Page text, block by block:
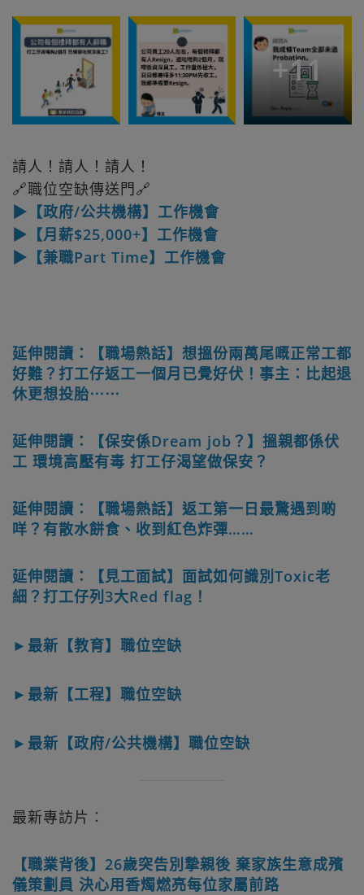
+11
請人！請人！請人！
🔗職位空缺傳送門🔗
▶【政府/公共機構】工作機會
▶【月薪$25,000+】工作機會
▶【兼職Part Time】工作機會
延伸閱讀：【職場熱話】想搵份兩萬尾嘅正常工都
好難？打工仔返工一個月已覺好伏！事主：比起退
休更想投胎⋯⋯
延伸閱讀：【保安係Dream job？】搵親都係伏
工 環境高壓有毒 打工仔渴望做保安？
延伸閱讀：【職場熱話】返工第一日最驚遇到啲
咩？有散水餅食、收到紅色炸彈……
延伸閱讀：【見工面試】面試如何識別Toxic老
細？打工仔列3大Red flag！
►最新【教育】職位空缺
►最新【工程】職位空缺
►最新【政府/公共機構】職位空缺
最新專訪片︰
【職業背後】26歲突告別摯親後 棄家族生意成殯
儀策劃員 決心用香燭燃亮每位家屬前路